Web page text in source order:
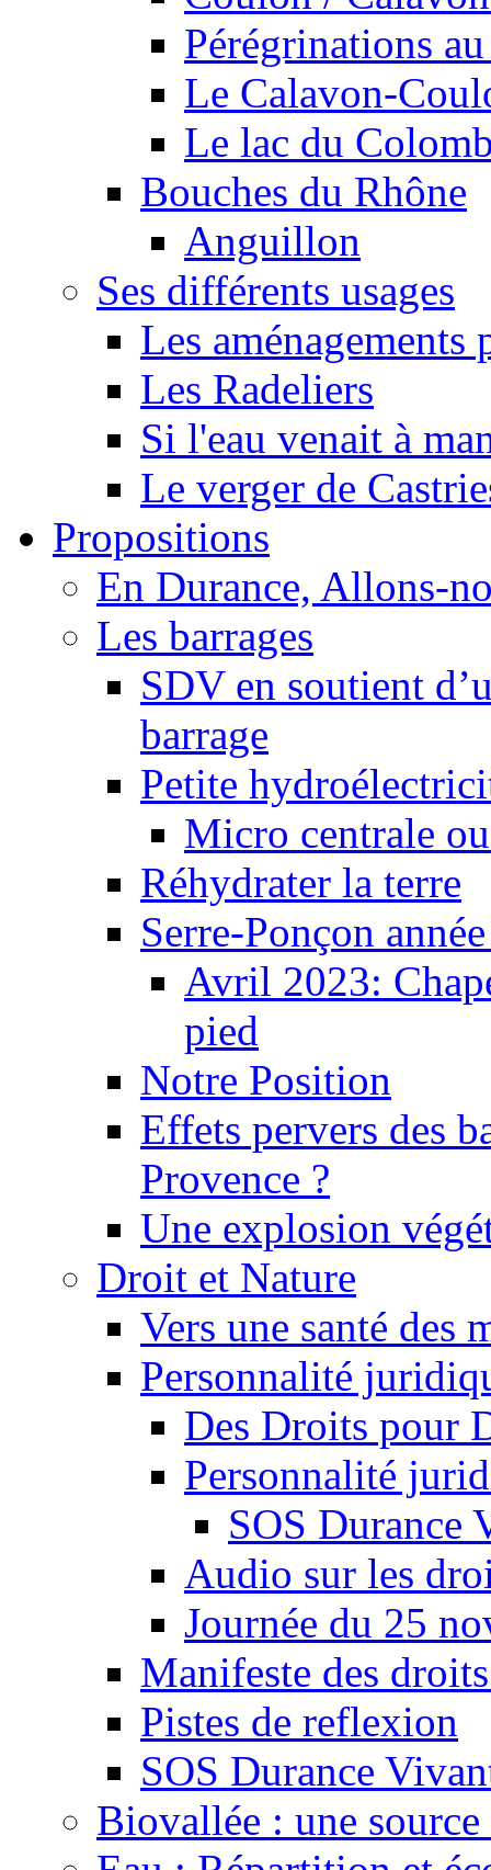
Pérégrinations
Le Calavon-
Le lac du
Bouches du Rhône
Anguillon
Ses différents usages
Les
Les Radeliers
Si l'eau venait à
Le verger de
Propositions
En Durance, Allons-
Les barrages
SDV en soutient
barrage
Petite
Micro centrale
Réhydrater la terre
Serre-Ponçon
Avril 2023:
pied
Notre Position
Effets pervers des
Provence ?
Une explosion
Droit et Nature
Vers une santé des
Personnalité
Des Droits pour
Personnalité
SOS Durance
Audio sur les
Journée du 25
Manifeste des
Pistes de reflexion
SOS Durance
Biovallée : une